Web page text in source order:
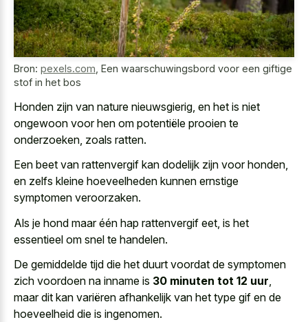
Bron: pexels.com Een waarschuwingsbord voor een giftige
stof in het bos
Honden zijn van nature nieuwsgierig, en het is niet
ongewoon voor hen om potentiële prooien te
onderzoeken, zoals ratten.
Een beet van rattenvergif kan dodelijk zijn voor honden,
en zelfs kleine hoeveelheden kunnen ernstige
symptomen veroorzaken.
Als je hond maar één hap rattenvergif eet, is het
essentieel om snel te handelen.
De gemiddelde tijd die het duurt voordat de symptomen
zich voordoen na inname is 30 minuten tot 12 uur,
maar dit kan variëren afhankelijk van het type gif en de
hoeveelheid die is ingenomen.